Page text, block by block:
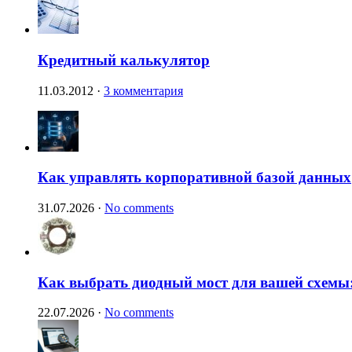
Кредитный калькулятор
11.03.2012 · 3 комментария
Как управлять корпоративной базой данных
31.07.2026 · No comments
Как выбрать диодный мост для вашей
22.07.2026 · No comments